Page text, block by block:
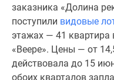
бизнес-
класса
Рассрочка
Траншевая
ипотека
заказника «Долина
поступили видовые
этажах — 41 квартира
«Веере». Цены — от
действовала до 15
обоих кварталов